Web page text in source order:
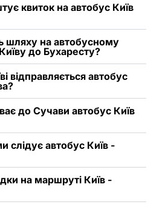
квиток на автобус Київ
шляху на автобусному
до Бухаресту?
відправляється автобус
до Сучави автобус Київ
слідує автобус Київ -
на маршруті Київ -